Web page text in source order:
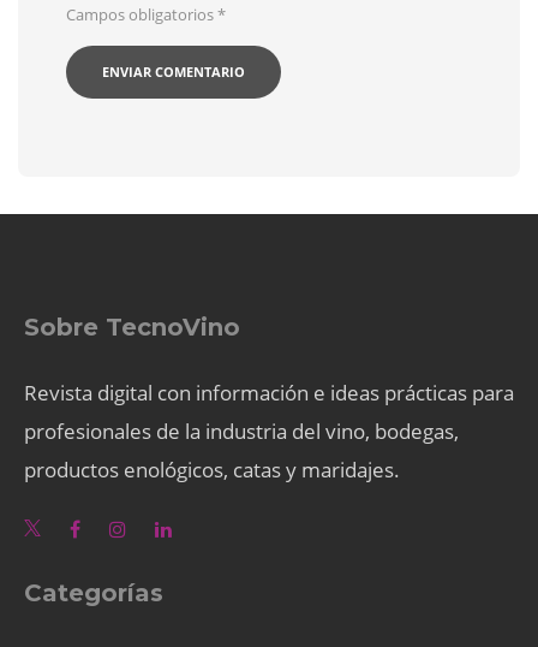
Campos obligatorios*
Sobre TecnoVino
Revista digital con información e ideas prácticas para
profesionales de la industria del vino, bodegas,
productos enológicos, catas y maridajes.
Categorías